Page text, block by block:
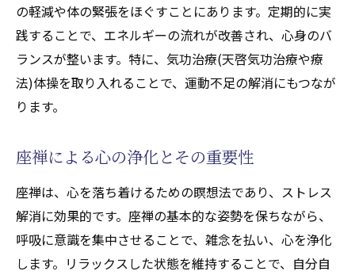
や療法)と座禅の簡単な方法
気功施術(天啓気功治療や療法)が心身にもた
らす効果とは
東洋医学的視点で見る気功治療(天啓気功治
効果を検証する
気功治療(天啓気功治療や療法)と座禅でストレ
スを解消する技法
ストレス解消に効く気功治療(天啓気功治療
や療法)の具体的手法
の軽減や体の緊張をほぐすことにあります。定期的に実
践することで、エネルギーの流れが改善され、心身のバ
ランスが整います。特に、気功治療(天啓気功治療や療
法)体操を取り入れることで、運動不足の解消にもつなが
ります。
座禅による心の浄化とその重要性
座禅は、心を落ち着けるための瞑想法であり、ストレス
解消に効果的です。座禅の基本的な姿勢を保ちながら、
呼吸に意識を集中させることで、雑念を払い、心を浄化
します。リラックスした状態を維持することで、自分自